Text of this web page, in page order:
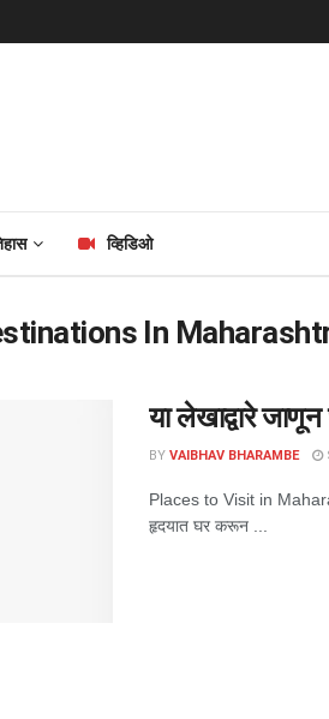
व्हिडिओ
In
या लेखाद्वारे
BY VAIBHAV BHARAMBE
Places to Visit in
हृदयात घर करून ...